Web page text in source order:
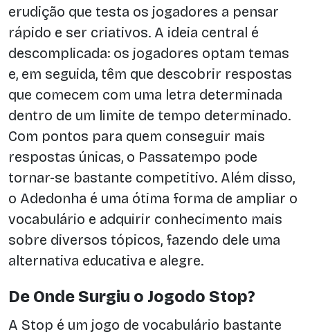
erudição que testa os jogadores a pensar
rápido e ser criativos. A ideia central é
descomplicada: os jogadores optam temas
e, em seguida, têm que descobrir respostas
que comecem com uma letra determinada
dentro de um limite de tempo determinado.
Com pontos para quem conseguir mais
respostas únicas, o Passatempo pode
tornar-se bastante competitivo. Além disso,
o Adedonha é uma ótima forma de ampliar o
vocabulário e adquirir conhecimento mais
sobre diversos tópicos, fazendo dele uma
alternativa educativa e alegre.
De Onde Surgiu o Jogodo Stop?
A Stop é um jogo de vocabulário bastante